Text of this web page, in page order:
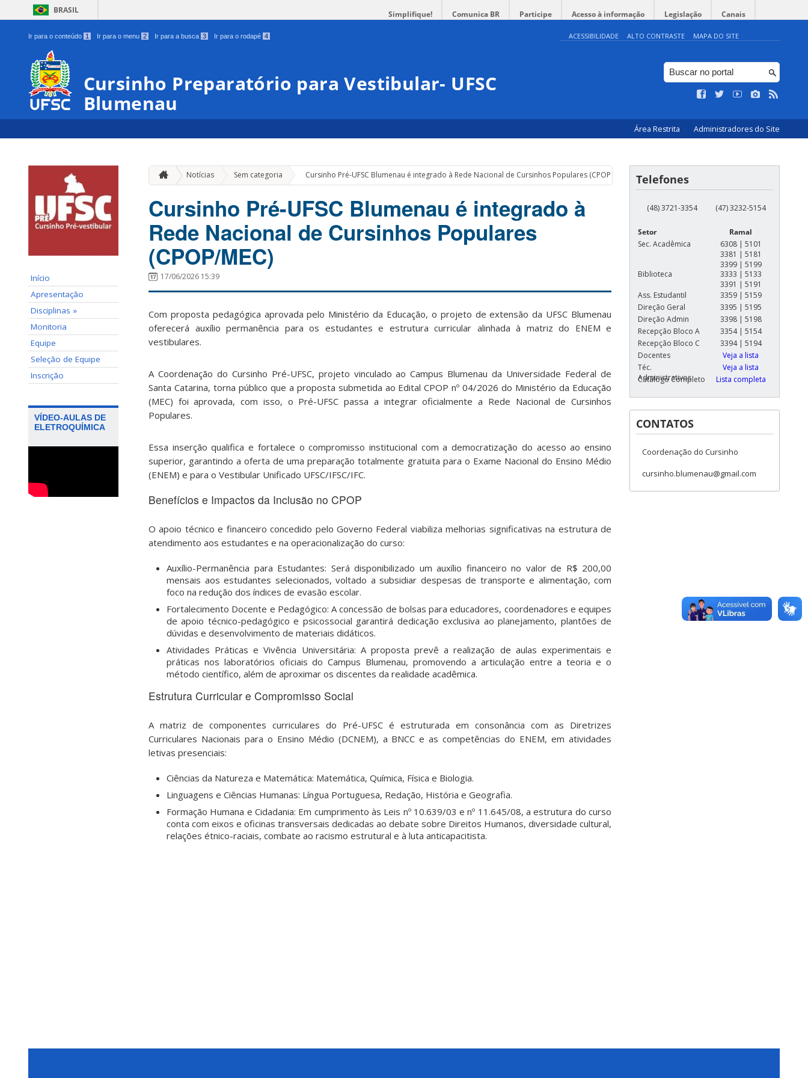
BRASIL Simplifique! Comunica BR Participe Acesso à informação Legislação Canais
Ir para o conteúdo 1 Ir para o menu 2 Ir para a busca 3 Ir para o rodapé 4 ACESSIBILIDADE ALTO CONTRASTE MAPA DO SITE
Cursinho Preparatório para Vestibular- UFSC
Blumenau
Área Restrita Administradores do Site
Início
Apresentação
Disciplinas »
Monitoria
Equipe
Seleção de Equipe
Inscrição
VÍDEO-AULAS DE
ELETROQUÍMICA
Notícias Sem categoria » Cursinho Pré-UFSC Blumenau é integrado à Rede Nacional de Cursinhos Populares (CPOP/MEC)
Cursinho Pré-UFSC Blumenau é integrado à
Rede Nacional de Cursinhos Populares
(CPOP/MEC)
17/06/2026 15:39
Com proposta pedagógica aprovada pelo Ministério da Educação, o projeto de extensão da UFSC Blumenau
oferecerá auxílio permanência para os estudantes e estrutura curricular alinhada à matriz do ENEM e
vestibulares.
A Coordenação do Cursinho Pré-UFSC, projeto vinculado ao Campus Blumenau da Universidade Federal de
Santa Catarina, torna público que a proposta submetida ao Edital CPOP nº 04/2026 do Ministério da Educação
(MEC) foi aprovada, com isso, o Pré-UFSC passa a integrar oficialmente a Rede Nacional de Cursinhos
Populares.
Essa inserção qualifica e fortalece o compromisso institucional com a democratização do acesso ao ensino
superior, garantindo a oferta de uma preparação totalmente gratuita para o Exame Nacional do Ensino Médio
(ENEM) e para o Vestibular Unificado UFSC/IFSC/IFC.
Benefícios e Impactos da Inclusão no CPOP
O apoio técnico e financeiro concedido pelo Governo Federal viabiliza melhorias significativas na estrutura de
atendimento aos estudantes e na operacionalização do curso:
Auxílio-Permanência para Estudantes: Será disponibilizado um auxílio financeiro no valor de R$ 200,00
mensais aos estudantes selecionados, voltado a subsidiar despesas de transporte e alimentação, com
foco na redução dos índices de evasão escolar.
Fortalecimento Docente e Pedagógico: A concessão de bolsas para educadores, coordenadores e equipes
de apoio técnico-pedagógico e psicossocial garantirá dedicação exclusiva ao planejamento, plantões de
dúvidas e desenvolvimento de materiais didáticos.
Atividades Práticas e Vivência Universitária: A proposta prevê a realização de aulas experimentais e
práticas nos laboratórios oficiais do Campus Blumenau, promovendo a articulação entre a teoria e o
método científico, além de aproximar os discentes da realidade acadêmica.
Estrutura Curricular e Compromisso Social
A matriz de componentes curriculares do Pré-UFSC é estruturada em consonância com as Diretrizes
Curriculares Nacionais para o Ensino Médio (DCNEM), a BNCC e as competências do ENEM, em atividades
letivas presenciais:
Ciências da Natureza e Matemática: Matemática, Química, Física e Biologia.
Linguagens e Ciências Humanas: Língua Portuguesa, Redação, História e Geografia.
Formação Humana e Cidadania: Em cumprimento às Leis nº 10.639/03 e nº 11.645/08, a estrutura do curso
conta com eixos e oficinas transversais dedicadas ao debate sobre Direitos Humanos, diversidade cultural,
relações étnico-raciais, combate ao racismo estrutural e à luta anticapacitista.
Telefones
(48) 3721-3354 (47) 3232-5154
Setor
Ramal
Sec. Acadêmica
6308 | 5101
3381 | 5181
3399 | 5199
Biblioteca
3333 | 5133
3391 | 5191
Ass. Estudantil
3359 | 5159
Direção Geral
3395 | 5195
Direção Admin
3398 | 5198
Recepção Bloco A
3354 | 5154
Recepção Bloco C
3394 | 5194
Docentes
Veja a lista
Téc.
Administrativos
Veja a lista
Catálogo Completo
Lista completa
CONTATOS
Coordenação do Cursinho
cursinho.blumenau@gmail.com